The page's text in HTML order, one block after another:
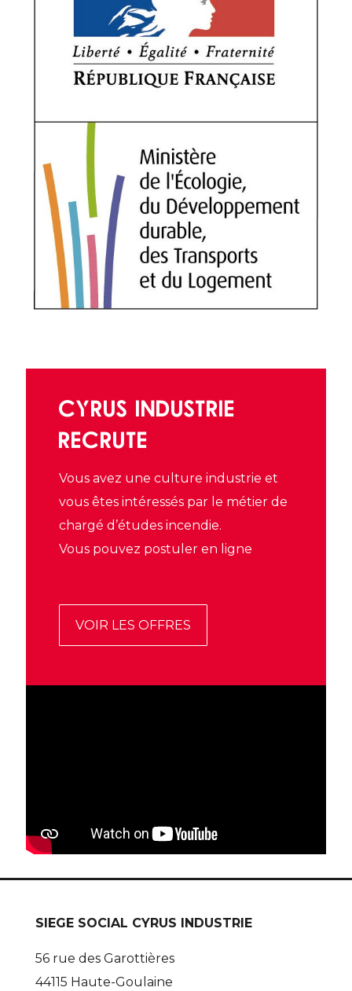
CYRUS INDUSTRIE
RECRUTE
Vous avez une culture industrie et
vous êtes intéressés par le métier de
chargé d’études incendie.
Vous pouvez postuler en ligne
VOIR LES OFFRES
SIEGE SOCIAL CYRUS INDUSTRIE
56 rue des Garottières
44115 Haute-Goulaine